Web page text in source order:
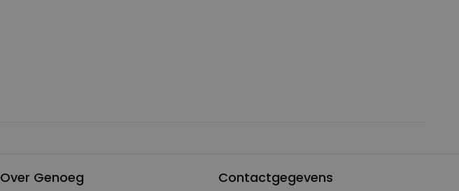
Over Genoeg Contactgegevens